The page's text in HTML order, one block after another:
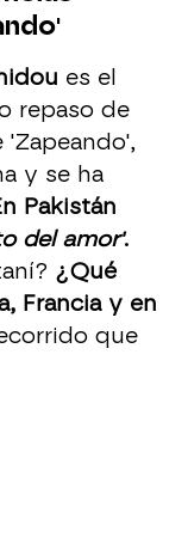
es el
repaso de
y se ha
Pakistán
del amor'.
¿Qué
Francia y en
que